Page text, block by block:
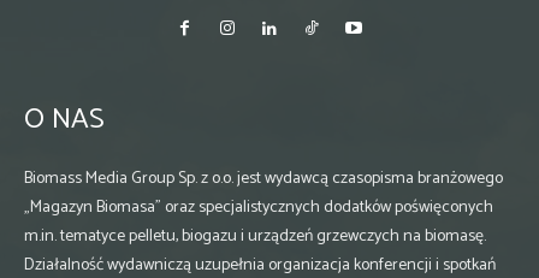
O NAS
Biomass Media Group Sp. z o.o. jest wydawcą czasopisma branżowego
„Magazyn Biomasa” oraz specjalistycznych dodatków poświęconych
m.in. tematyce pelletu, biogazu i urządzeń grzewczych na biomasę.
Działalność wydawniczą uzupełnia organizacja konferencji i spotkań